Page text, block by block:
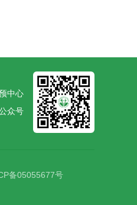
中心
众号
备05055677号